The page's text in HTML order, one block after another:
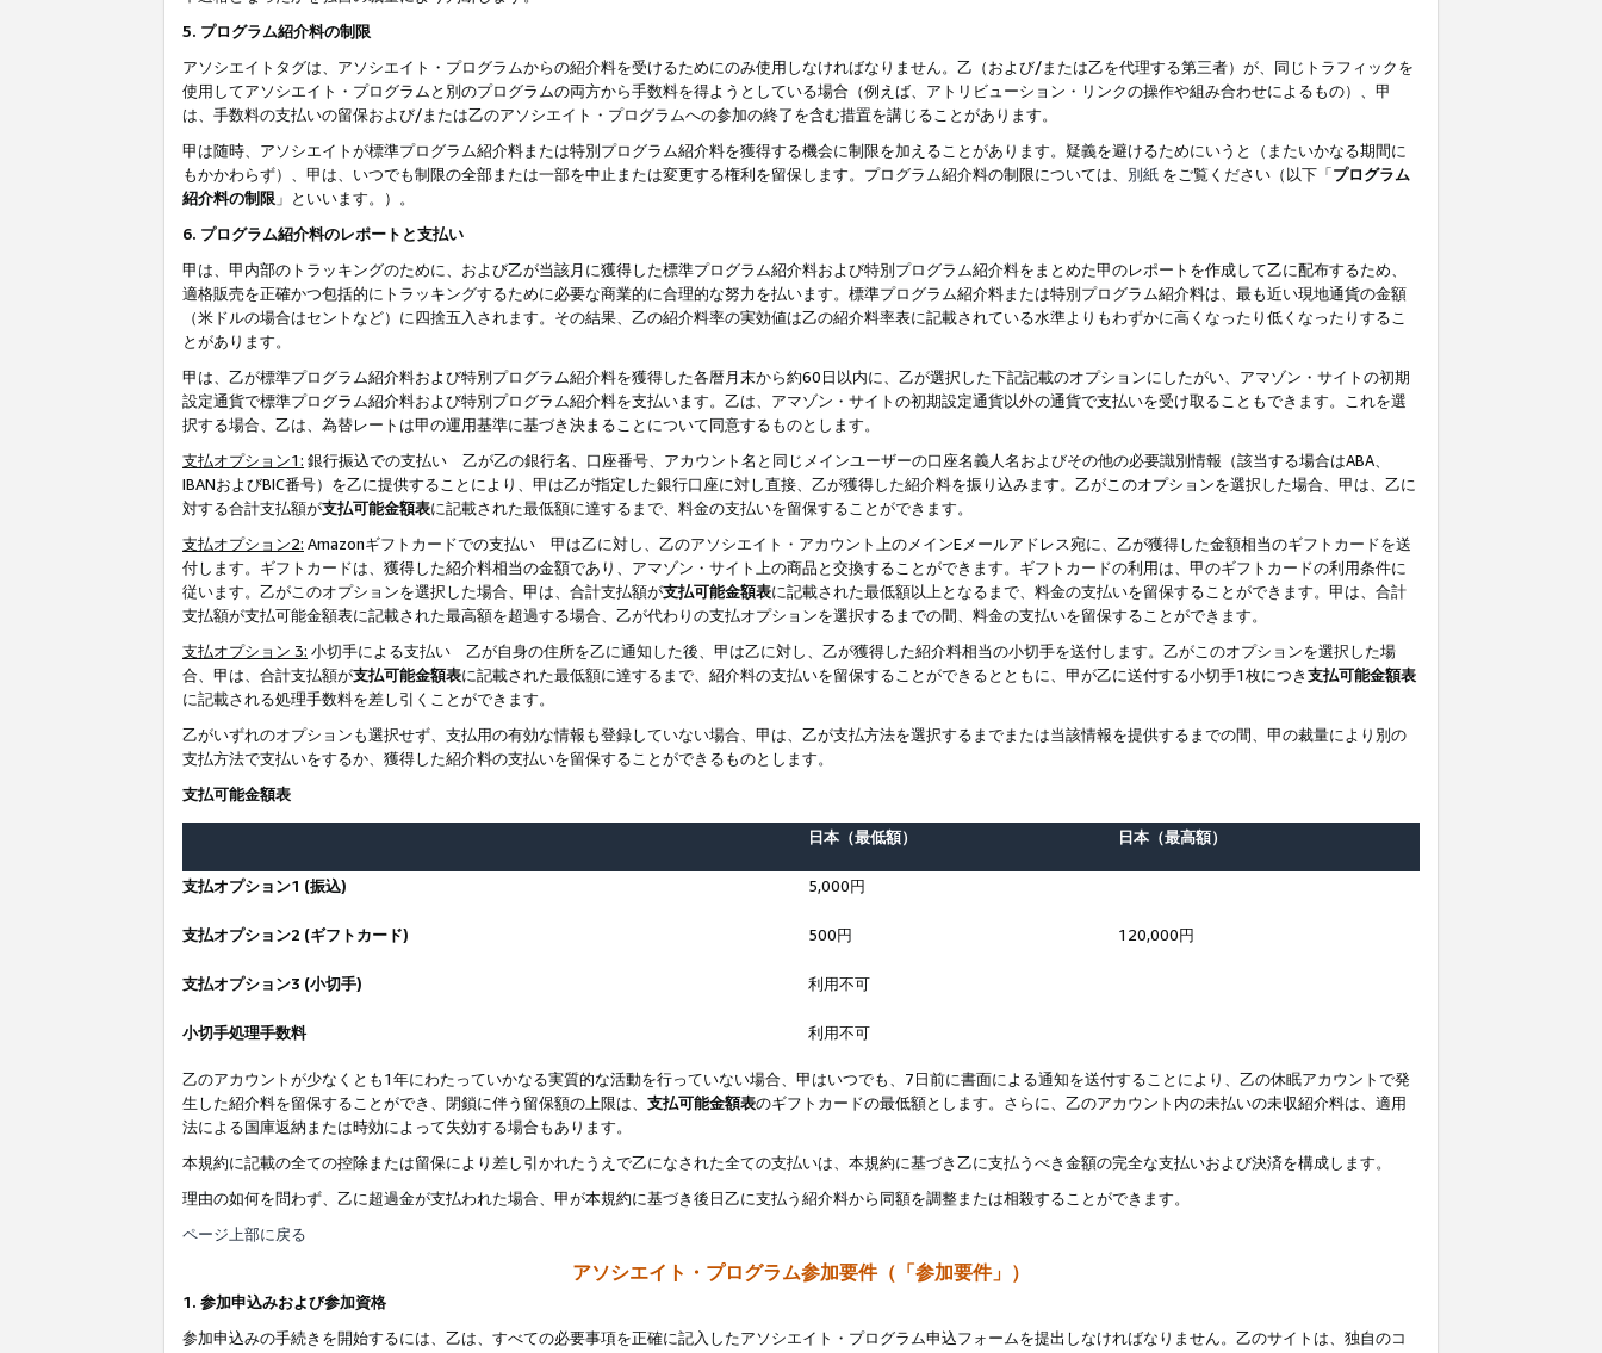
5. プログラム紹介料の制限
アソシエイトタグは、アソシエイト・プログラムからの紹介料を受けるためにのみ使用しなければなりません。乙（および/または乙を代理する第三者）が、同じトラフィックを
使用してアソシエイト・プログラムと別のプログラムの両方から手数料を得ようとしている場合（例えば、アトリビューション・リンクの操作や組み合わせによるもの）、甲
は、手数料の支払いの留保および/または乙のアソシエイト・プログラムへの参加の終了を含む措置を講じることがあります。
甲は随時、アソシエイトが標準プログラム紹介料または特別プログラム紹介料を獲得する機会に制限を加えることがあります。疑義を避けるためにいうと（またいかなる期間に
もかかわらず）、甲は、いつでも制限の全部または一部を中止または変更する権利を留保します。プログラム紹介料の制限については、 別紙 をご覧ください（以下「プログラム
紹介料の制限 」といいます。）。
6. プログラム紹介料のレポートと支払い
甲は、甲内部のトラッキングのために、および乙が当該月に獲得した標準プログラム紹介料および特別プログラム紹介料をまとめた甲のレポートを作成して乙に配布するため、
適格販売を正確かつ包括的にトラッキングするために必要な商業的に合理的な努力を払います。標準プログラム紹介料または特別プログラム紹介料は、最も近い現地通貨の金額
（米ドルの場合はセントなど）に四捨五入されます。その結果、乙の紹介料率の実効値は乙の紹介料率表に記載されている水準よりもわずかに高くなったり低くなったりするこ
とがあります。
甲は、乙が標準プログラム紹介料および特別プログラム紹介料を獲得した各暦月末から約60日以内に、乙が選択した下記記載のオプションにしたがい、アマゾン・サイトの初期
設定通貨で標準プログラム紹介料および特別プログラム紹介料を支払います。乙は、アマゾン・サイトの初期設定通貨以外の通貨で支払いを受け取ることもできます。これを選
択する場合、乙は、為替レートは甲の運用基準に基づき決まることについて同意するものとします。
支払オプション1: 銀行振込での支払い 乙が乙の銀行名、口座番号、アカウント名と同じメインユーザーの口座名義人名およびその他の必要識別情報（該当する場合はABA、
IBANおよびBIC番号）を乙に提供することにより、甲は乙が指定した銀行口座に対し直接、乙が獲得した紹介料を振り込みます。乙がこのオプションを選択した場合、甲は、乙に
対する合計支払額が支払可能金額表に記載された最低額に達するまで、料金の支払いを留保することができます。
支払オプション2: Amazonギフトカードでの支払い 甲は乙に対し、乙のアソシエイト・アカウント上のメインEメールアドレス宛に、乙が獲得した金額相当のギフトカードを送
付します。ギフトカードは、獲得した紹介料相当の金額であり、アマゾン・サイト上の商品と交換することができます。ギフトカードの利用は、甲のギフトカードの利用条件に
従います。乙がこのオプションを選択した場合、甲は、合計支払額が支払可能金額表に記載された最低額以上となるまで、料金の支払いを留保することができます。甲は、合計
支払額が支払可能金額表に記載された最高額を超過する場合、乙が代わりの支払オプションを選択するまでの間、料金の支払いを留保することができます。
支払オプション 3: 小切手による支払い 乙が自身の住所を乙に通知した後、甲は乙に対し、乙が獲得した紹介料相当の小切手を送付します。乙がこのオプションを選択した場
合、甲は、合計支払額が支払可能金額表に記載された最低額に達するまで、紹介料の支払いを留保することができるとともに、甲が乙に送付する小切手1枚につき支払可能金額表
に記載される処理手数料を差し引くことができます。
乙がいずれのオプションも選択せず、支払用の有効な情報も登録していない場合、甲は、乙が支払方法を選択するまでまたは当該情報を提供するまでの間、甲の裁量により別の
支払方法で支払いをするか、獲得した紹介料の支払いを留保することができるものとします。
支払可能金額表
日本（最低額） 日本（最高額）
支払オプション1 (振込) 5,000円
支払オプション2 (ギフトカード) 500円 120,000円
支払オプション3 (小切手) 利用不可
小切手処理手数料 利用不可
乙のアカウントが少なくとも1年にわたっていかなる実質的な活動を行っていない場合、甲はいつでも、7日前に書面による通知を送付することにより、乙の休眠アカウントで発
生した紹介料を留保することができ、閉鎖に伴う留保額の上限は、 支払可能金額表のギフトカードの最低額とします。さらに、乙のアカウント内の未払いの未収紹介料は、適用
法による国庫返納または時効によって失効する場合もあります。
本規約に記載の全ての控除または留保により差し引かれたうえで乙になされた全ての支払いは、本規約に基づき乙に支払うべき金額の完全な支払いおよび決済を構成します。
理由の如何を問わず、乙に超過金が支払われた場合、甲が本規約に基づき後日乙に支払う紹介料から同額を調整または相殺することができます。
ページ上部に戻る
アソシエイト・プログラム参加要件（「参加要件」）
1. 参加申込みおよび参加資格
参加申込みの手続きを開始するには、乙は、すべての必要事項を正確に記入したアソシエイト・プログラム申込フォームを提出しなければなりません。乙のサイトは、独自のコ